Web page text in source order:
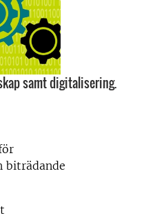
samt digitalisering.
biträdande